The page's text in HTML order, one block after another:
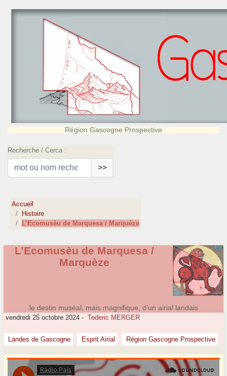
Région Gascogne Prospective
Recherche / Cerca :
>>
Accueil
Histoire
L’Ecomusèu de Marquesa / Marquèze
L’Ecomusèu de Marquesa /
Marquèze
le destin muséal, mais magnifique, d’un airial landais
vendredi 25 octobre 2024 - Tederic MERGER
Landes de Gascogne Esprit Airial Région Gascogne Prospective